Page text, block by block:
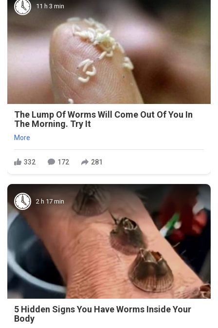
11 h 3 min
The Lump Of Worms Will Come Out Of You In
The Morning. Try It
More
332 172 281
2 h 17 min
5 Hidden Signs You Have Worms Inside Your
Body